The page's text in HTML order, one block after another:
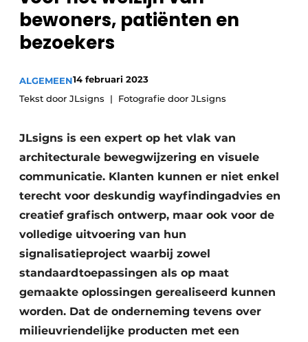
Podcasts
Privacy / Cookie statement
Vacatures
Video’s
Privéklinieken
Laboratoria
bewoners, patiënten en
bezoekers
ALGEMEEN14 februari 2023
Tekst door JLsigns
Fotografie door JLsigns
JLsigns is een expert op het vlak van
architecturale bewegwijzering en visuele
communicatie. Klanten kunnen er niet enkel
terecht voor deskundig wayfindingadvies en
creatief grafisch ontwerp, maar ook voor de
volledige uitvoering van hun
signalisatieproject waarbij zowel
standaardtoepassingen als op maat
gemaakte oplossingen gerealiseerd kunnen
worden. Dat de onderneming tevens over
milieuvriendelijke producten met een